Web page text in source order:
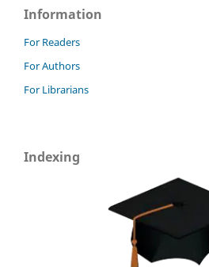
Information
For Readers
For Authors
For Librarians
Indexing